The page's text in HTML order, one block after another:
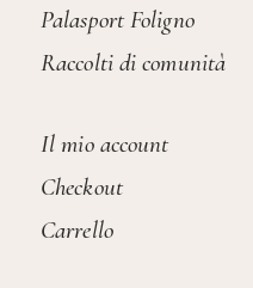
Palasport Foligno
Raccolti di comunità
Il mio account
Checkout
Carrello